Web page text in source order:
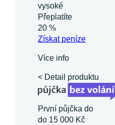
vysoké
Přeplatíte
20 %
Získatpeníze
Více info
< Detail produktu
První půjčka do
do 15 000 Kč